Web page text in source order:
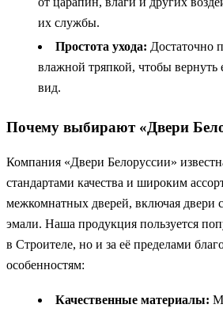
их службы.
Простота ухода: Достаточно
влажной тряпкой, чтобы вернуть
вид.
Почему выбирают «Двери
Компания «Двери Белоруссии»
стандартами качества и широким
межкомнатных дверей, включая двери
эмали. Наша продукция пользуется
в Строителе, но и за её пределами
особенностям:
Качественные материалы: